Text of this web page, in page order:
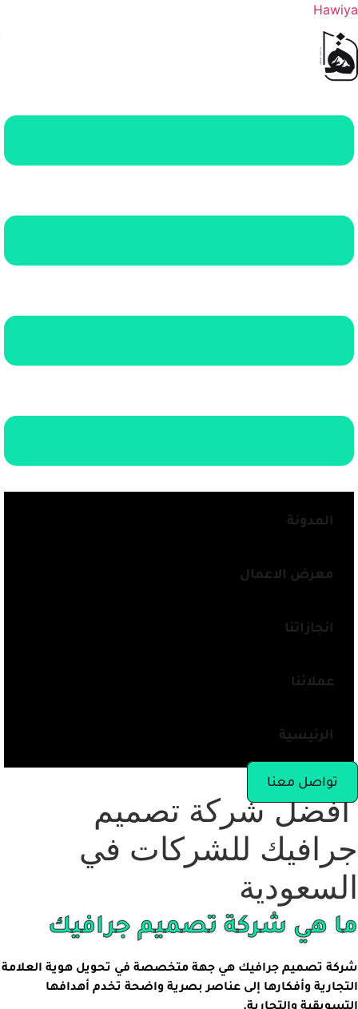
Hawiya
الرئيسية
عملائنا
انجازاتنا
معرض الاعمال
المدونة
تواصل معنا
أفضل شركة تصميم
جرافيك للشركات في
السعودية
ما هي شركة تصميم جرافيك
شركة تصميم جرافيك هي جهة متخصصة في تحويل هوية العلامة
التجارية وأفكارها إلى عناصر بصرية واضحة تخدم أهدافها